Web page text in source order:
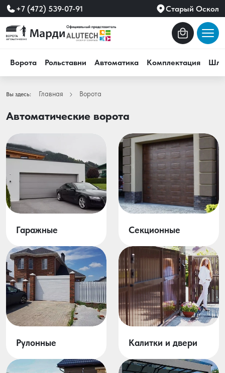
+7 (472) 539-07-91 Старый Оскол
Ворота Рольставни Автоматика Комплектация
Вы здесь: Главная Ворота
Автоматические ворота
Гаражные Секционные
Рулонные Калитки и двери